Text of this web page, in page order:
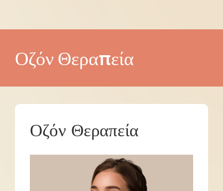
Οζόν Θεραπεία
Οζόν Θεραπεία